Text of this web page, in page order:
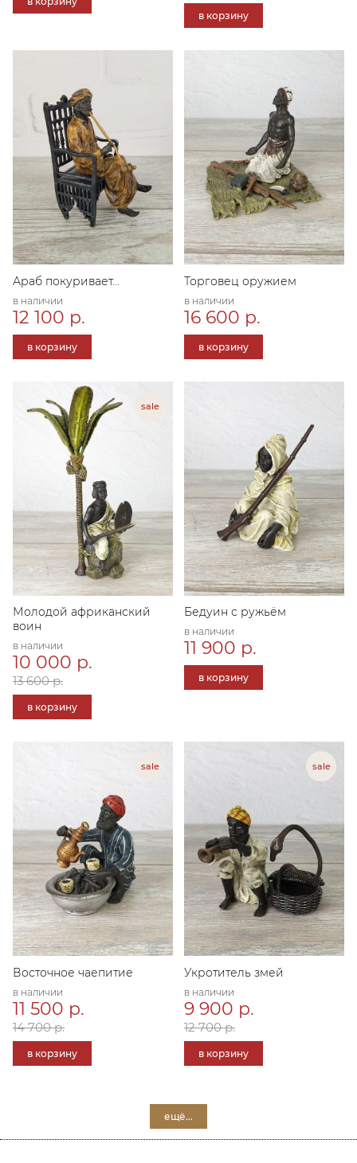
в корзину
Араб покуривает...
в наличии
12 100 р.
в корзину
Торговец оружием
в наличии
16 600 р.
в корзину
Молодой африканский
воин
в наличии
10 000 р.
13 600 р.
в корзину
Бедуин с ружьём
в наличии
11 900 р.
в корзину
Восточное чаепитие
в наличии
11 500 р.
14 700 р.
в корзину
Укротитель змей
в наличии
9 900 р.
12 700 р.
в корзину
ещё...